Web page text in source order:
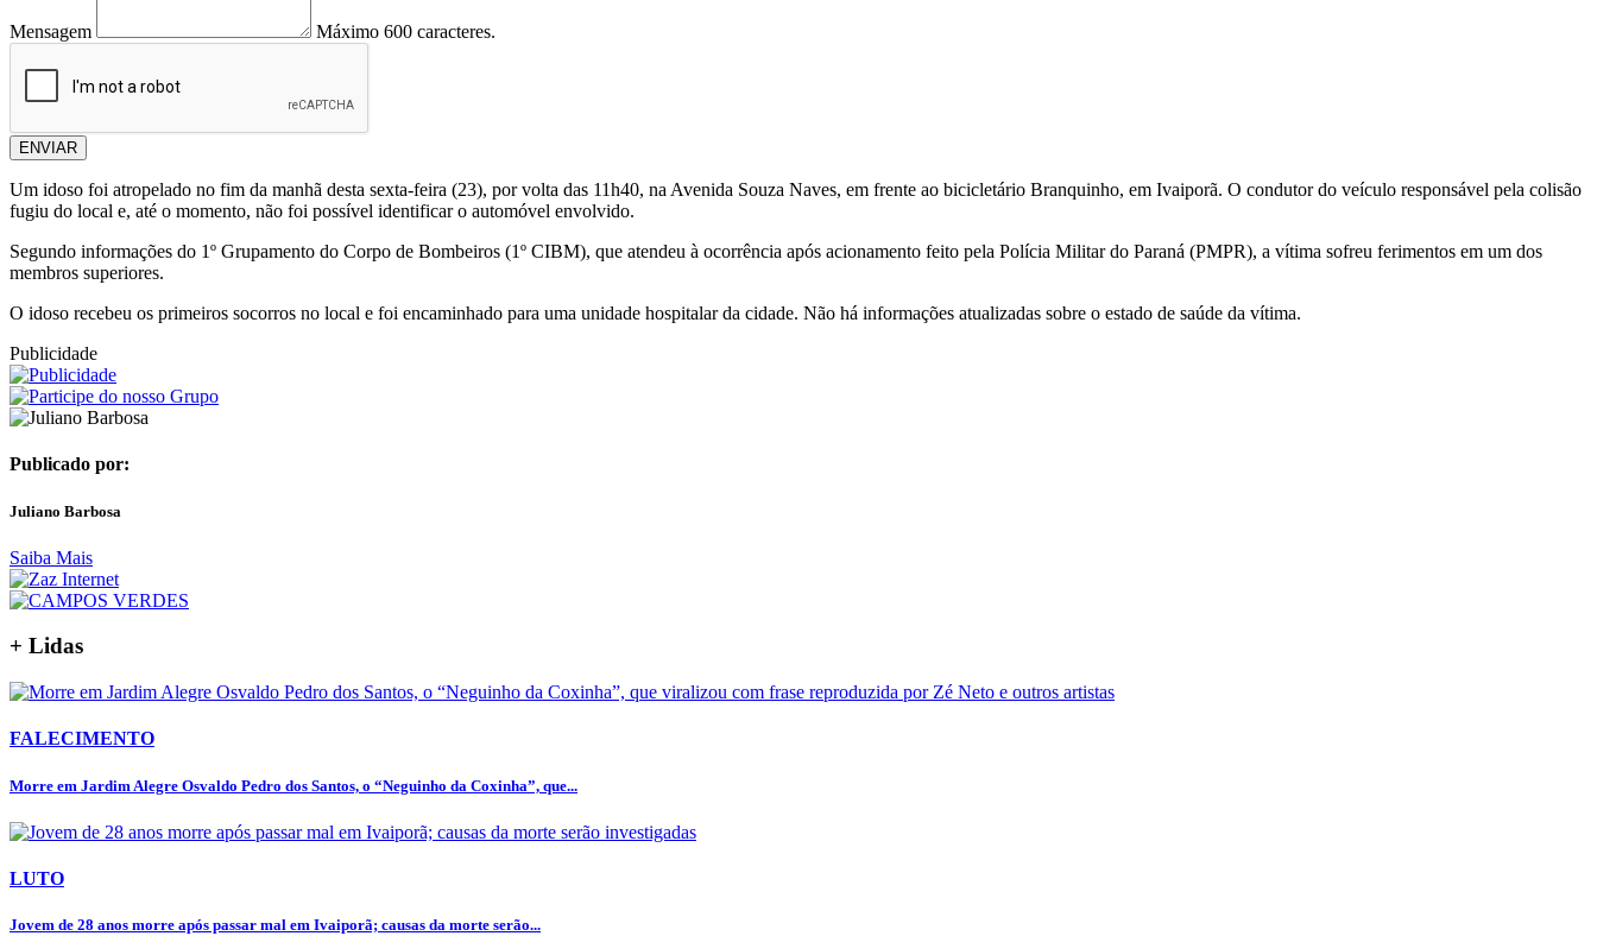
Mensagem Máximo 600 caracteres.
ENVIAR
Um idoso foi atropelado no fim da manhã desta sexta-feira (23), por volta das 11h40, na Avenida Souza Naves, em frente ao bicicletário Branquinho, em Ivaiporã. O condutor do veículo responsável pela colisão
fugiu do local e, até o momento, não foi possível identificar o automóvel envolvido.
Segundo informações do 1º Grupamento do Corpo de Bombeiros (1º CIBM), que atendeu à ocorrência após acionamento feito pela Polícia Militar do Paraná (PMPR), a vítima sofreu ferimentos em um dos
membros superiores.
O idoso recebeu os primeiros socorros no local e foi encaminhado para uma unidade hospitalar da cidade. Não há informações atualizadas sobre o estado de saúde da vítima.
Publicidade
Publicado por:
Juliano Barbosa
Saiba Mais
+ Lidas
FALECIMENTO
Morre em Jardim Alegre Osvaldo Pedro dos Santos, o “Neguinho da Coxinha”, que...
LUTO
Jovem de 28 anos morre após passar mal em Ivaiporã; causas da morte serão...